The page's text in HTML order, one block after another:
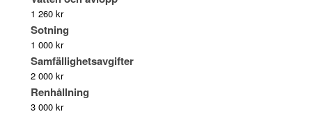
1 260 kr
Sotning
1 000 kr
Samfällighetsavgifter
2 000 kr
Renhållning
3 000 kr